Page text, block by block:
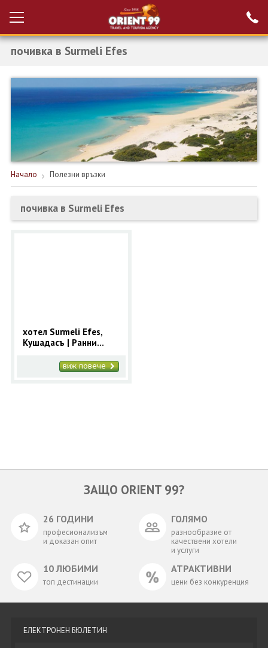
Вход за агенти
РАННИ ЗАПИСВАНИЯ ТУРЦИЯ
НОВА ГОДИНА ТУРЦИЯ
НОВА ГОДИНА
ПОЧИВКИ
КРУИЗИ
ЕКЗОТИКА
0700 144 34
почивка в Surmeli Efes
Начало Полезни връзки
почивка в Surmeli Efes
хотел Surmeli Efes,
Кушадасъ | Ранни
Кушадасъ с 9 нощувки
виж повече
ЗАЩО ORIENT 99?
26 ГОДИНИ
професионализъм
и доказан опит
ГОЛЯМО
разнообразие от
качествени хотели
и услуги
10 ЛЮБИМИ
топ дестинации
АТРАКТИВНИ
цени без конкуренция
ЕЛЕКТРОНЕН БЮЛЕТИН